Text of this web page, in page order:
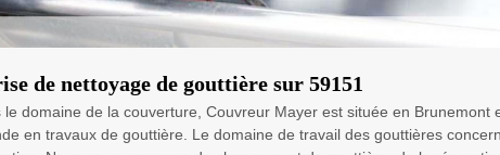
de nettoyage de gouttière sur 59151
domaine de la couverture, Couvreur Mayer est située en Brunemont
en travaux de gouttière. Le domaine de travail des gouttières